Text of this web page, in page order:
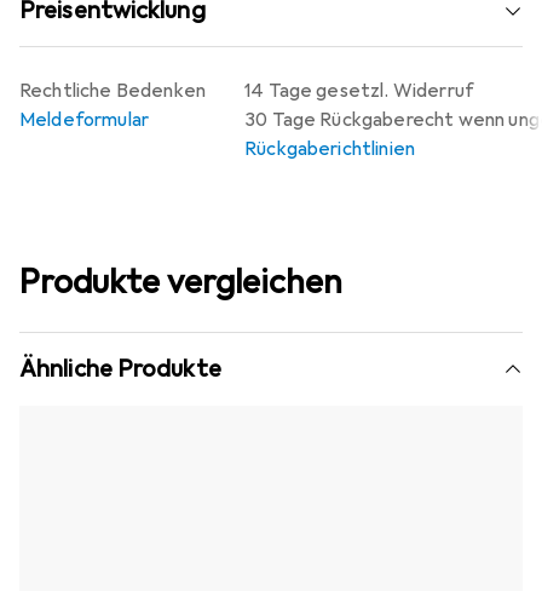
Preisentwicklung
14 Tage gesetzl. Widerruf
30 Tage Rückgaberecht wenn
Rückgaberichtlinien
Rechtliche Bedenken
Meldeformular
Produkte vergleichen
Ähnliche Produkte